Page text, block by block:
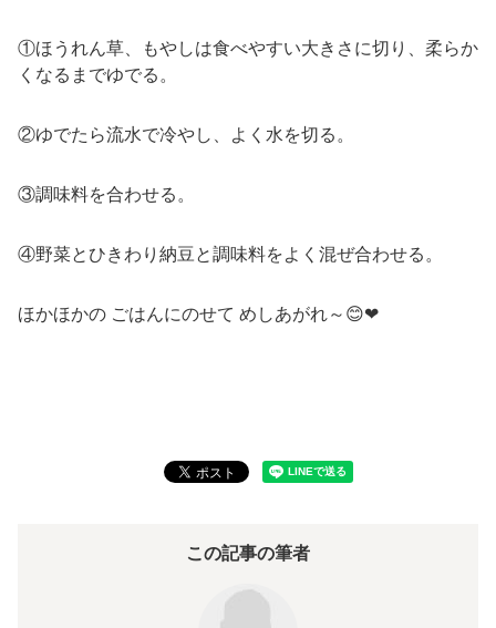
①ほうれん草、もやしは食べやすい大きさに切り、柔らか
くなるまでゆでる。
②ゆでたら流水で冷やし、よく水を切る。
③調味料を合わせる。
④野菜とひきわり納豆と調味料をよく混ぜ合わせる。
ほかほかの ごはんにのせて めしあがれ～😊❤
この記事の筆者